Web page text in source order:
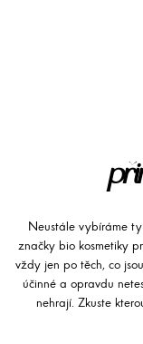
Neustále vybíráme
značky bio kosmetiky
vždy jen po těch, co
účinné a opravdu
nehrají. Zkuste